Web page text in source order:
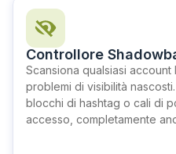
Controllore
Scansiona qualsiasi
problemi di visibilità
blocchi di hashtag o cali di
accesso, completamente